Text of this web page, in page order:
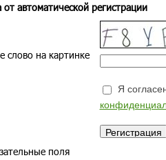
автоматической регистрации
слово на картинке
Я
поля